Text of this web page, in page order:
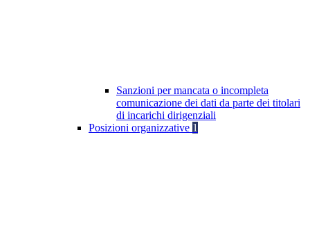
Sanzioni per mancata o incompleta
comunicazione dei dati da parte dei titolari
di incarichi dirigenziali
Posizioni organizzative 1